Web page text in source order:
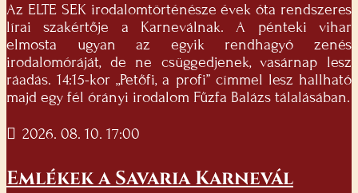
Az ELTE SEK irodalomtörténésze évek óta rendszeres
lírai szakértője a Karneválnak. A pénteki vihar
elmosta ugyan az egyik rendhagyó zenés
irodalomóráját, de ne csüggedjenek, vasárnap lesz
ráadás. 14:15-kor „Petőfi, a profi” címmel lesz hallható
majd egy fél órányi irodalom Fűzfa Balázs tálalásában.
2026. 08. 10. 17:00
Emlékek a Savaria Karnevál